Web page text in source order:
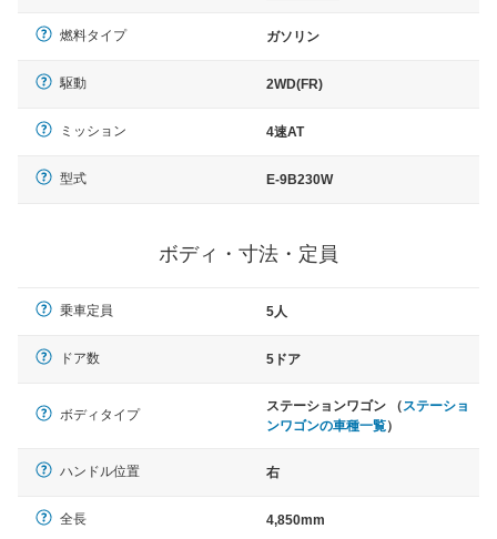
燃料タイプ ガソリン
駆動 2WD(FR)
ミッション 4速AT
型式 E-9B230W
ボディ・寸法・定員
乗車定員 5人
ドア数 5ドア
ボディタイプ
ステーションワゴン （ ステーショ
ンワゴンの車種一覧）
ハンドル位置 右
全長 4,850mm